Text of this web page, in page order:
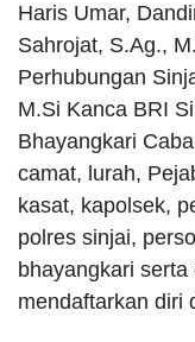
Haris Umar,
Sahrojat, S.Ag.,
Perhubungan
M.Si Kanca BRI
Bhayangkari
camat, lurah,
kasat, kapolsek,
polres sinjai,
bhayangkari
mendaftarkan diri